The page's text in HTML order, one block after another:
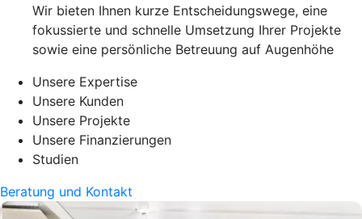
Wir bieten Ihnen kurze Entscheidungswege, eine
fokussierte und schnelle Umsetzung Ihrer Projekte
sowie eine persönliche Betreuung auf Augenhöhe
Unsere Expertise
Unsere Kunden
Unsere Projekte
Unsere Finanzierungen
Studien
Beratung und Kontakt